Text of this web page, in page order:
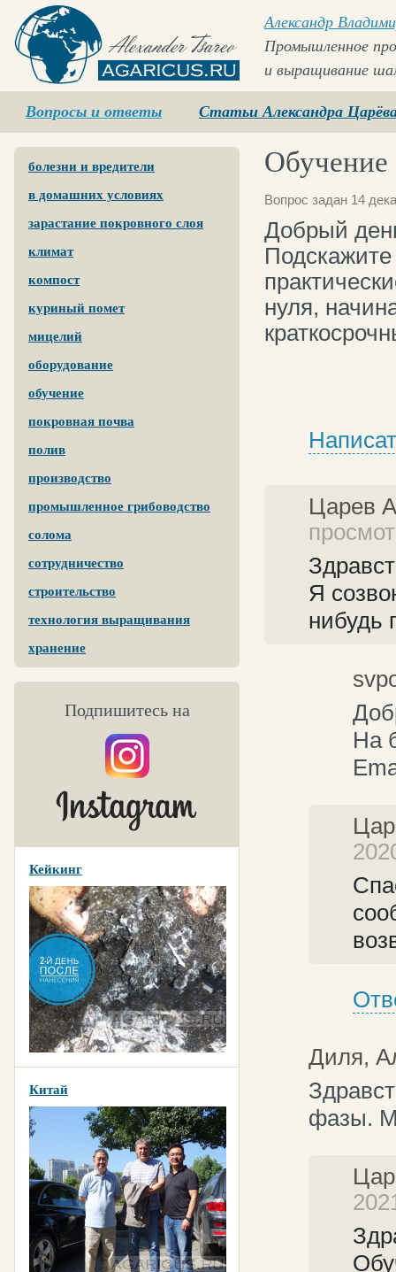
Agaricus.ru
Александр
Промышленное
и выращивание
Вопросы и ответы Статьи Александра
болезни и вредители
в домашних условиях
зарастание покровного слоя
климат
компост
куриный помет
мицелий
оборудование
обучение
покровная почва
полив
производство
промышленное грибоводство
солома
сотрудничество
строительство
технология выращивания
хранение
Подпишитесь на
Кейкинг
Китай
Обучение
Вопрос задан 14
Добрый
нуля,
Царев
Я
нибудь
На
Диля,
фазы.